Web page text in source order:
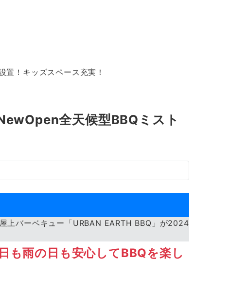
！キッズスペース充実！
全天候型BBQミスト
上バーベキュー「URBAN EARTH BBQ」が2024
も雨の日も安心してBBQを楽し